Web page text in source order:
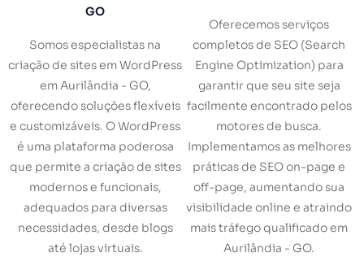
GO
Somos especialistas na
criação de sites em WordPress
em Aurilândia - GO,
oferecendo soluções flexíveis
e customizáveis. O WordPress
é uma plataforma poderosa
que permite a criação de sites
modernos e funcionais,
adequados para diversas
necessidades, desde blogs
até lojas virtuais.
Oferecemos serviços
completos de SEO (Search
Engine Optimization) para
garantir que seu site seja
facilmente encontrado pelos
motores de busca.
Implementamos as melhores
práticas de SEO on-page e
off-page, aumentando sua
visibilidade online e atraindo
mais tráfego qualificado em
Aurilândia - GO.